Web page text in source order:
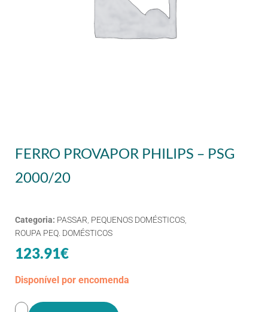
FERRO PROVAPOR PHILIPS – PSG
2000/20
Categoria: PASSAR PEQUENOS DOMÉSTICOS
ROUPA PEQ. DOMÉSTICOS
123.91€
Disponível por encomenda